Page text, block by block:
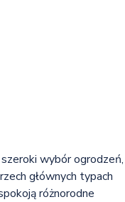
wybór ogrodzeń,
głównych typach
różnorodne